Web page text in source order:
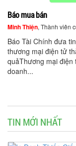
Báo mua bán
Minh Thiện, Thành viên
Báo Tài Chính đưa
thương mại điện tử
quảThương mại
doanh...
TIN MỚI NHẤT